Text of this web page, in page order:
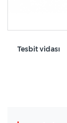
Tesbit vidası